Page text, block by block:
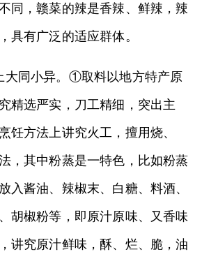
同，赣菜的辣是香辣、鲜辣，辣
具有广泛的适应群体。
大同小异。①取料以地方特产原
精选严实，刀工精细，突出主
饪方法上讲究火工，擅用烧、
，其中粉蒸是一特色，比如粉蒸
入酱油、辣椒末、白糖、料酒、
胡椒粉等，即原汁原味、又香味
讲究原汁鲜味，酥、烂、脆，油